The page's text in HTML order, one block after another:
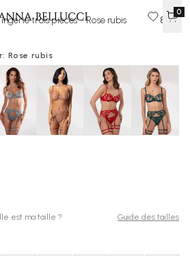
0
trois pièces - Rose rubis 80 €
Rose rubis
est ma taille ? Guide des tailles